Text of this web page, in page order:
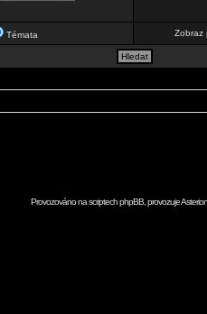
Témata Zobraz
Provozováno na scriptechphpBB, provozujeAsterion